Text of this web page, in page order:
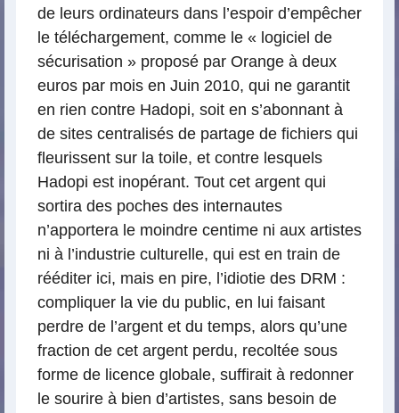
de leurs ordinateurs dans l’espoir d’empêcher
le téléchargement, comme le « logiciel de
sécurisation » proposé par Orange à deux
euros par mois en Juin 2010, qui ne garantit
en rien contre Hadopi, soit en s’abonnant à
de sites centralisés de partage de fichiers qui
fleurissent sur la toile, et contre lesquels
Hadopi est inopérant. Tout cet argent qui
sortira des poches des internautes
n’apportera le moindre centime ni aux artistes
ni à l’industrie culturelle, qui est en train de
rééditer ici, mais en pire, l’idiotie des DRM :
compliquer la vie du public, en lui faisant
perdre de l’argent et du temps, alors qu’une
fraction de cet argent perdu, recoltée sous
forme de licence globale, suffirait à redonner
le sourire à bien d’artistes, sans besoin de